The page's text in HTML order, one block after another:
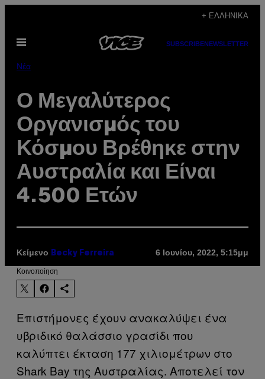
περιεχόμενο
+ ΕΛΛΗΝΙΚΆ
Ανοίξτε
SUBSCRIBENEWSLETTER
Νέα
Ο Μεγαλύτερος
Οργανισμός του
Κόσμου Βρέθηκε στην
Αυστραλία και Είναι
4.500 Ετών
Κείμενο Becky Ferreira 6 Ιουνίου, 2022, 5:15μμ
Kοινοποίηση
Επιστήμονες έχουν ανακαλύψει ένα
υβριδικό θαλάσσιο γρασίδι που
καλύπτει έκταση 177 χιλιομέτρων στο
Shark Bay της Αυστραλίας. Αποτελεί τον